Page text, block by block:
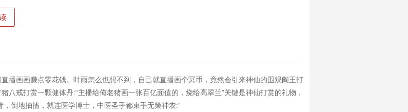
播画画赚点零花钱。叶雨怎么也想不到，自己就直播画个冥币，竟然会引来神仙的围观阎王打
八戒打赏一颗健体丹:“主播给俺老猪画一张百亿面值的，烧给高翠兰”关键是神仙打赏的礼物，
倒地抽搐，就连医学博士，中医圣手都束手无策神农:“